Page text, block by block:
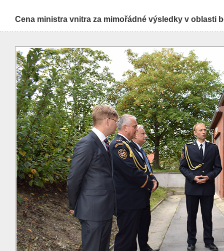
Cena ministra vnitra za mimořádné výsledky v oblasti